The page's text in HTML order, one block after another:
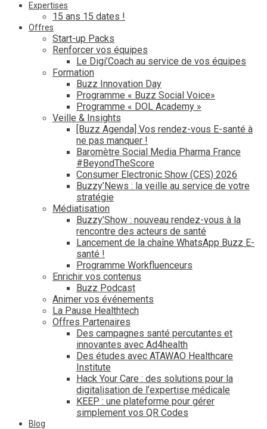
Expertises
15 ans 15 dates !
Offres
Start-up Packs
Renforcer vos équipes
Le Digi’Coach au service de vos équipes
Formation
Buzz Innovation Day
Programme « Buzz Social Voice»
Programme « DOL Academy »
Veille & Insights
[Buzz Agenda] Vos rendez-vous E-santé à
ne pas manquer !
Baromètre Social Media Pharma France
#BeyondTheScore
Consumer Electronic Show (CES) 2026
Buzzy’News : la veille au service de votre
stratégie
Médiatisation
Buzzy’Show : nouveau rendez-vous à la
rencontre des acteurs de santé
Lancement de la chaîne WhatsApp Buzz E-
santé !
Programme Workfluenceurs
Enrichir vos contenus
Buzz Podcast
Animer vos événements
La Pause Healthtech
Offres Partenaires
Des campagnes santé percutantes et
innovantes avec Ad4health
Des études avec ATAWAO Healthcare
Institute
Hack Your Care : des solutions pour la
digitalisation de l’expertise médicale
KEEP : une plateforme pour gérer
simplement vos QR Codes
Blog